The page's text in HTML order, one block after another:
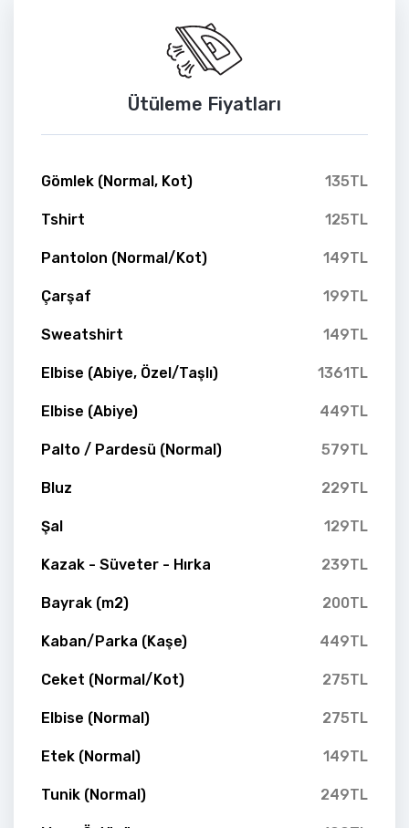
Ütüleme Fiyatları
Gömlek (Normal, Kot) 135TL
Tshirt 125TL
Pantolon (Normal/Kot) 149TL
Çarşaf 199TL
Sweatshirt 149TL
Elbise (Abiye, Özel/Taşlı) 1361TL
Elbise (Abiye) 449TL
Palto / Pardesü (Normal) 579TL
Bluz 229TL
Şal 129TL
Kazak - Süveter - Hırka 239TL
Bayrak (m2) 200TL
Kaban/Parka (Kaşe) 449TL
Ceket (Normal/Kot) 275TL
Elbise (Normal) 275TL
Etek (Normal) 149TL
Tunik (Normal) 249TL